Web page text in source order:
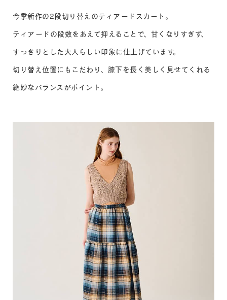
今季新作の2段切り替えのティアードスカート。
ティアードの段数をあえて抑えることで、甘くなりすぎず、
すっきりとした大人らしい印象に仕上げています。
切り替え位置にもこだわり、膝下を長く美しく見せてくれる
絶妙なバランスがポイント。